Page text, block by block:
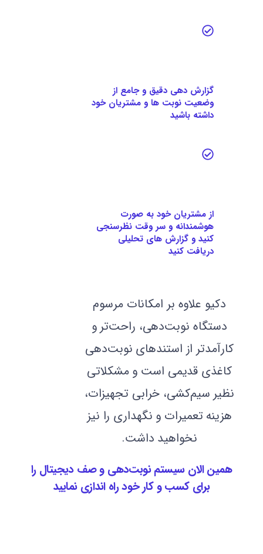
گزارش دهی دقیق و جامع از
وضعیت نوبت ها و مشتریان خود
داشته باشید
از مشتریان خود به صورت
هوشمندانه و سر وقت نظرسنجی
کنید و گزارش های تحلیلی
دریافت کنید
دکیو علاوه بر امکانات مرسوم
دستگاه نوبت‌دهی، راحت‌تر و
کارآمدتر از استندهای نوبت‌دهی
کاغذی قدیمی است و مشکلاتی
نظیر سیم‌کشی، خرابی تجهیزات،
هزینه تعمیرات و نگهداری را نیز
نخواهید داشت.
همین الان سیستم نوبت‌دهی و صف دیجیتال را
برای کسب و کار خود راه اندازی نمایید